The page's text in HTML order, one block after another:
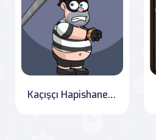
Kaçışçı Hapishaneden